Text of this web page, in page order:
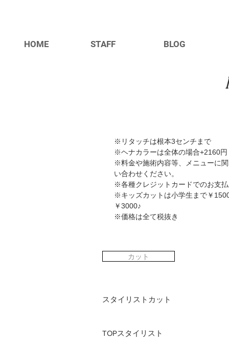
HOME STAFF BLOG
※リタッチは根本3センチまで
※ヘナカラーは全体の場合+2160円
※料金や施術内容等、メニューに
い合わせください。
​※各種クレジットカードでのお支
​※キッズカットは小学生まで￥
￥3000♪
​※価格は全て税抜き
カット
スタイリストカット
TOPスタイリスト